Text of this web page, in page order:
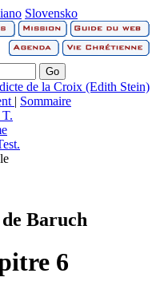
Slovensko
de la Croix (Edith Stein)
| Sommaire
Baruch
6